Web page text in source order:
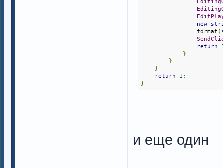
new
format (
return
}
}
}
return
1 ;
}
и еще один